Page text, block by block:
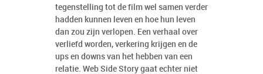
tegenstelling tot de film wel samen verder
hadden kunnen leven en hoe hun leven
dan zou zijn verlopen. Een verhaal over
verliefd worden, verkering krijgen en de
ups en downs van het hebben van een
relatie. Web Side Story gaat echter niet